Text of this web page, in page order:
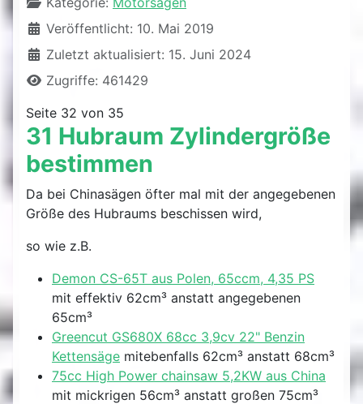
Veröffentlicht: 10. Mai 2019
Zuletzt aktualisiert: 15. Juni 2024
Zugriffe: 461429
Seite 32 von 35
31 Hubraum Zylindergröße
bestimmen
Da bei Chinasägen öfter mal mit der angegebenen
Größe des Hubraums beschissen wird,
so wie z.B.
Demon CS-65T aus Polen, 65ccm, 4,35 PS
mit effektiv 62cm³ anstatt angegebenen
65cm³
Greencut GS680X 68cc 3,9cv 22" Benzin
Kettensäge mitebenfalls 62cm³ anstatt 68cm³
75cc High Power chainsaw 5,2KW aus China
mit mickrigen 56cm³ anstatt großen 75cm³